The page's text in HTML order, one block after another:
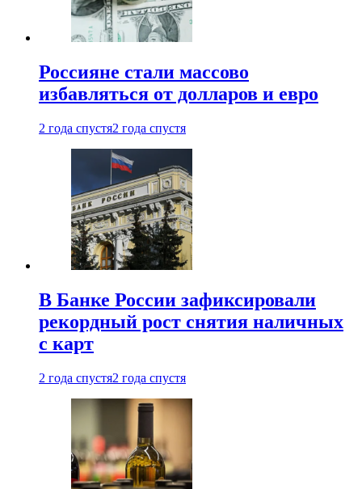
Россияне стали массово
избавляться от долларов и евро
2 года спустя2 года спустя
В Банке России зафиксировали
рекордный рост снятия наличных
с карт
2 года спустя2 года спустя